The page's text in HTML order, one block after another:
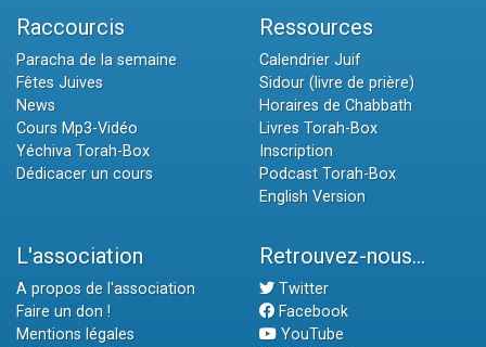
Raccourcis
Paracha de la semaine
Fêtes Juives
News
Cours Mp3-Vidéo
Yéchiva Torah-Box
Dédicacer un cours
Ressources
Calendrier Juif
Sidour (livre de prière)
Horaires de Chabbath
Livres Torah-Box
Inscription
Podcast Torah-Box
English Version
L'association
A propos de l'association
Faire un don !
Mentions légales
Retrouvez-nous...
Twitter
Facebook
YouTube